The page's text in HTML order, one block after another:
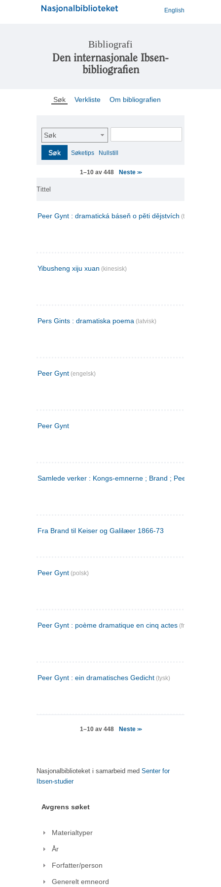
English
Bibliografi
Den internasjonale Ibsen-
bibliografien
Søk Verkliste Om bibliografien
Søk
Søk Søketips Nullstill
1–10 av 448 Neste >>
Tittel
Peer Gynt : dramatická báseň o pěti dějstvích (tsjekkisk)
Yibusheng xiju xuan (kinesisk)
Pers Gints : dramatiska poema (latvisk)
Peer Gynt (engelsk)
Peer Gynt
Samlede verker : Kongs-emnerne ; Brand ; Peer Gynt. 2
Fra Brand til Keiser og Galilæer 1866-73
Peer Gynt (polsk)
Peer Gynt : poème dramatique en cinq actes (fransk)
Peer Gynt : ein dramatisches Gedicht (tysk)
1–10 av 448 Neste >>
Nasjonalbiblioteket i samarbeid med Senter for
Ibsen-studier
Avgrens søket
Materialtyper
År
Forfatter/person
Generelt emneord